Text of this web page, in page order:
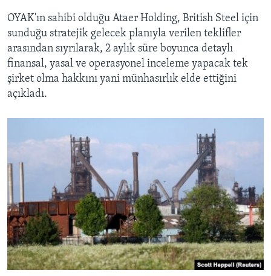
OYAK'ın sahibi olduğu Ataer Holding, British Steel için
sunduğu stratejik gelecek planıyla verilen teklifler
arasından sıyrılarak, 2 aylık süre boyunca detaylı
finansal, yasal ve operasyonel inceleme yapacak tek
şirket olma hakkını yani münhasırlık elde ettiğini
açıkladı.